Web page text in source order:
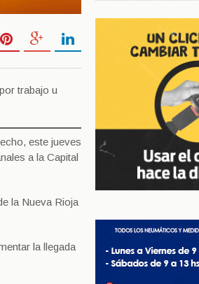
trabajo u
este jueves
a la Capital
la Nueva Rioja
la llegada